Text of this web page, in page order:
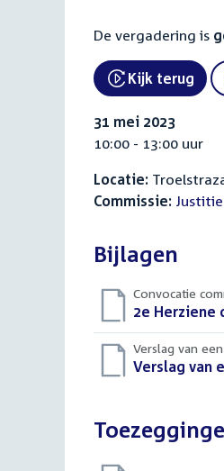
De vergadering is
External
Kijk terug
31 mei 2023
10:00 - 13:00 uur
Locatie:
Commissie:
Bijlagen
Convocatie
Download
bestand:
2e Herziene
Verslag van
Download
Verslag van